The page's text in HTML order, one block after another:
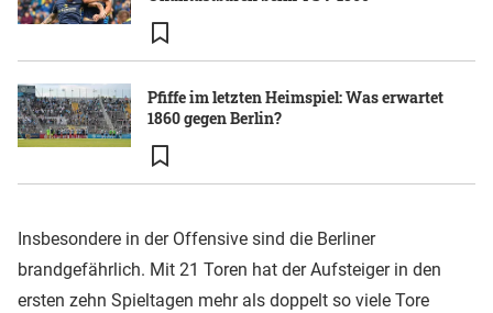
Pfiffe im letzten Heimspiel: Was erwartet
1860 gegen Berlin?
Insbesondere in der Offensive sind die Berliner
brandgefährlich. Mit 21 Toren hat der Aufsteiger in den
ersten zehn Spieltagen mehr als doppelt so viele Tore